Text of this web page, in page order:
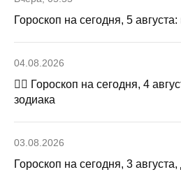
Гороскоп на сегодня, 5
04.08.2026
🧙‍♀ Гороскоп на сегодня, 4
зодиака
03.08.2026
Гороскоп на сегодня, 3